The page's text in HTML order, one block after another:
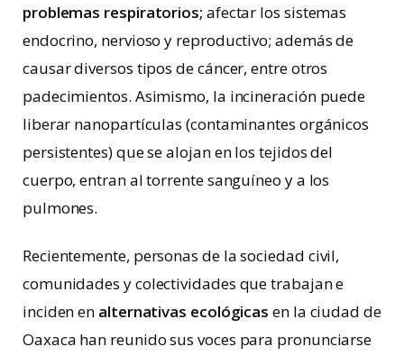
problemas respiratorios; afectar los sistemas
endocrino, nervioso y reproductivo; además de
causar diversos tipos de cáncer, entre otros
padecimientos. Asimismo, la incineración puede
liberar nanopartículas (contaminantes orgánicos
persistentes) que se alojan en los tejidos del
cuerpo, entran al torrente sanguíneo y a los
pulmones.
Recientemente, personas de la sociedad civil,
comunidades y colectividades que trabajan e
inciden en alternativas ecológicas en la ciudad de
Oaxaca han reunido sus voces para pronunciarse